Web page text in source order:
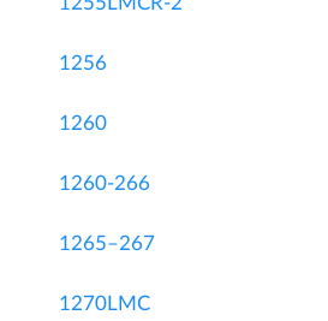
1256
1260
1260-266
1265–267
1270LMC